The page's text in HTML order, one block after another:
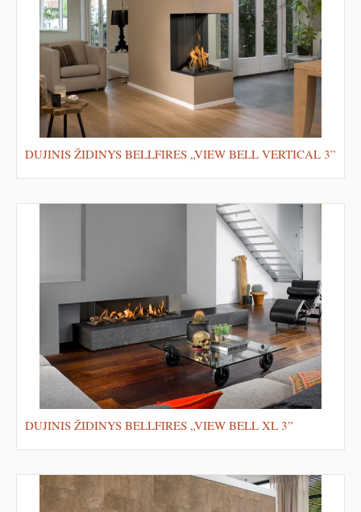
DUJINIS ŽIDINYS BELLFIRES „VIEW BELL VERTICAL 3”
DUJINIS ŽIDINYS BELLFIRES „VIEW BELL XL 3”